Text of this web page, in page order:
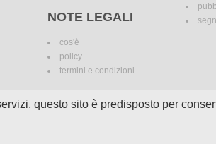
NOTE LEGALI
cos'è
policy
termini e condizioni
delle variazioni. I marchi dei canali televisivi
incomplete e/o
questo sito è predisposto per